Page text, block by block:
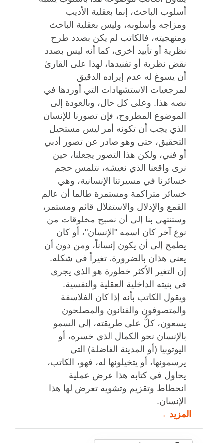
أسلوب الباحث، إنما بعقلية الأديب
ومزاجه وأسلوبه، وليس بعقلية الباحث
ومنهجيته، فالكاتب لم يكن بصدد طرح
نظرية أو تأييد أخرى، كما أنه ليس بصدد
نقض نظرية أو تفنيدها، لهذا على القارئ
أن يسوغ له عدم إيراده الدقيق
لمرجعيات الاستشهادات التي أوردها في
نصه هذا. وعلى كل حال، وبالعودة إلى
الموضوع المطروح، فإن تصورنا للإنسان
الذي يجب أن تكونه أمر ليس مستحيل
التحقيق، حتى وهو صادر عن تصور أدبي
أو فني، ولكن هذا التصور يجعلنا، حين
نرى واقعنا الذي نعيشه، نتلمس حجم
خسائرنا في مسيرتنا الإنسانية، وهي
خسائر متراكمة ومستمرة طالما أن عالم
القمع والإذلال والاستقلال قائم ومستمر،
وستنتهي بنا إلى أن نصبح مخلوقات من
نوع آخر كان اسمه "الإنسان"، أو كان
يطمح إلى أن يكون إنساناً، ومن دون أن
يعني هذان بالضرورة، تغيراً في شكله.
إن التغير الأكثر خطورة هو الذي يجرى
في بنيته الداخلية العقلية والنفسية.
ويقول الكاتب بأنه إذا كان الفلاسفة
والمتصوفون والفنانون والمصلحون
يسعون، كلٌّ على طريقته، إلى السمو
بالإنسان نحو الكمال الذي خسره، أو
اليوتوبيا (أو المدينة الفاضلة) التي
يرسمونها، أو يتخيلونها له، فهو، الكاتب،
يحاول في كتابه هذا عرض عملية
انحطاط وتقزيم وتشويه تعرض لها هذا
الإنسان.
المزيد →